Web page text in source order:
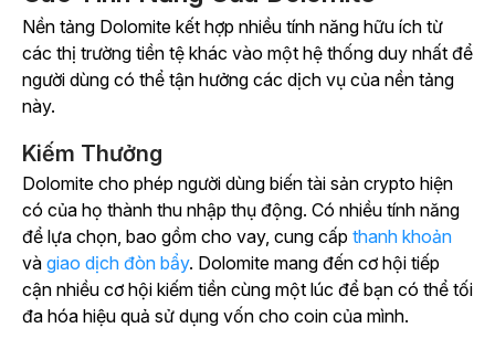
Nền tảng Dolomite kết hợp nhiều tính năng hữu ích từ
các thị trường tiền tệ khác vào một hệ thống duy nhất để
người dùng có thể tận hưởng các dịch vụ của nền tảng
này.
Kiếm Thưởng
Dolomite cho phép người dùng biến tài sản crypto hiện
có của họ thành thu nhập thụ động. Có nhiều tính năng
để lựa chọn, bao gồm cho vay, cung cấp thanh khoản
và giao dịch đòn bẩy. Dolomite mang đến cơ hội tiếp
cận nhiều cơ hội kiếm tiền cùng một lúc để bạn có thể tối
đa hóa hiệu quả sử dụng vốn cho coin của mình.